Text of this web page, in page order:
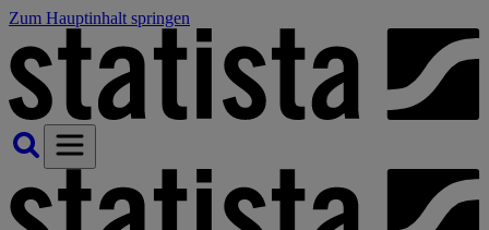
Zum Hauptinhalt springen